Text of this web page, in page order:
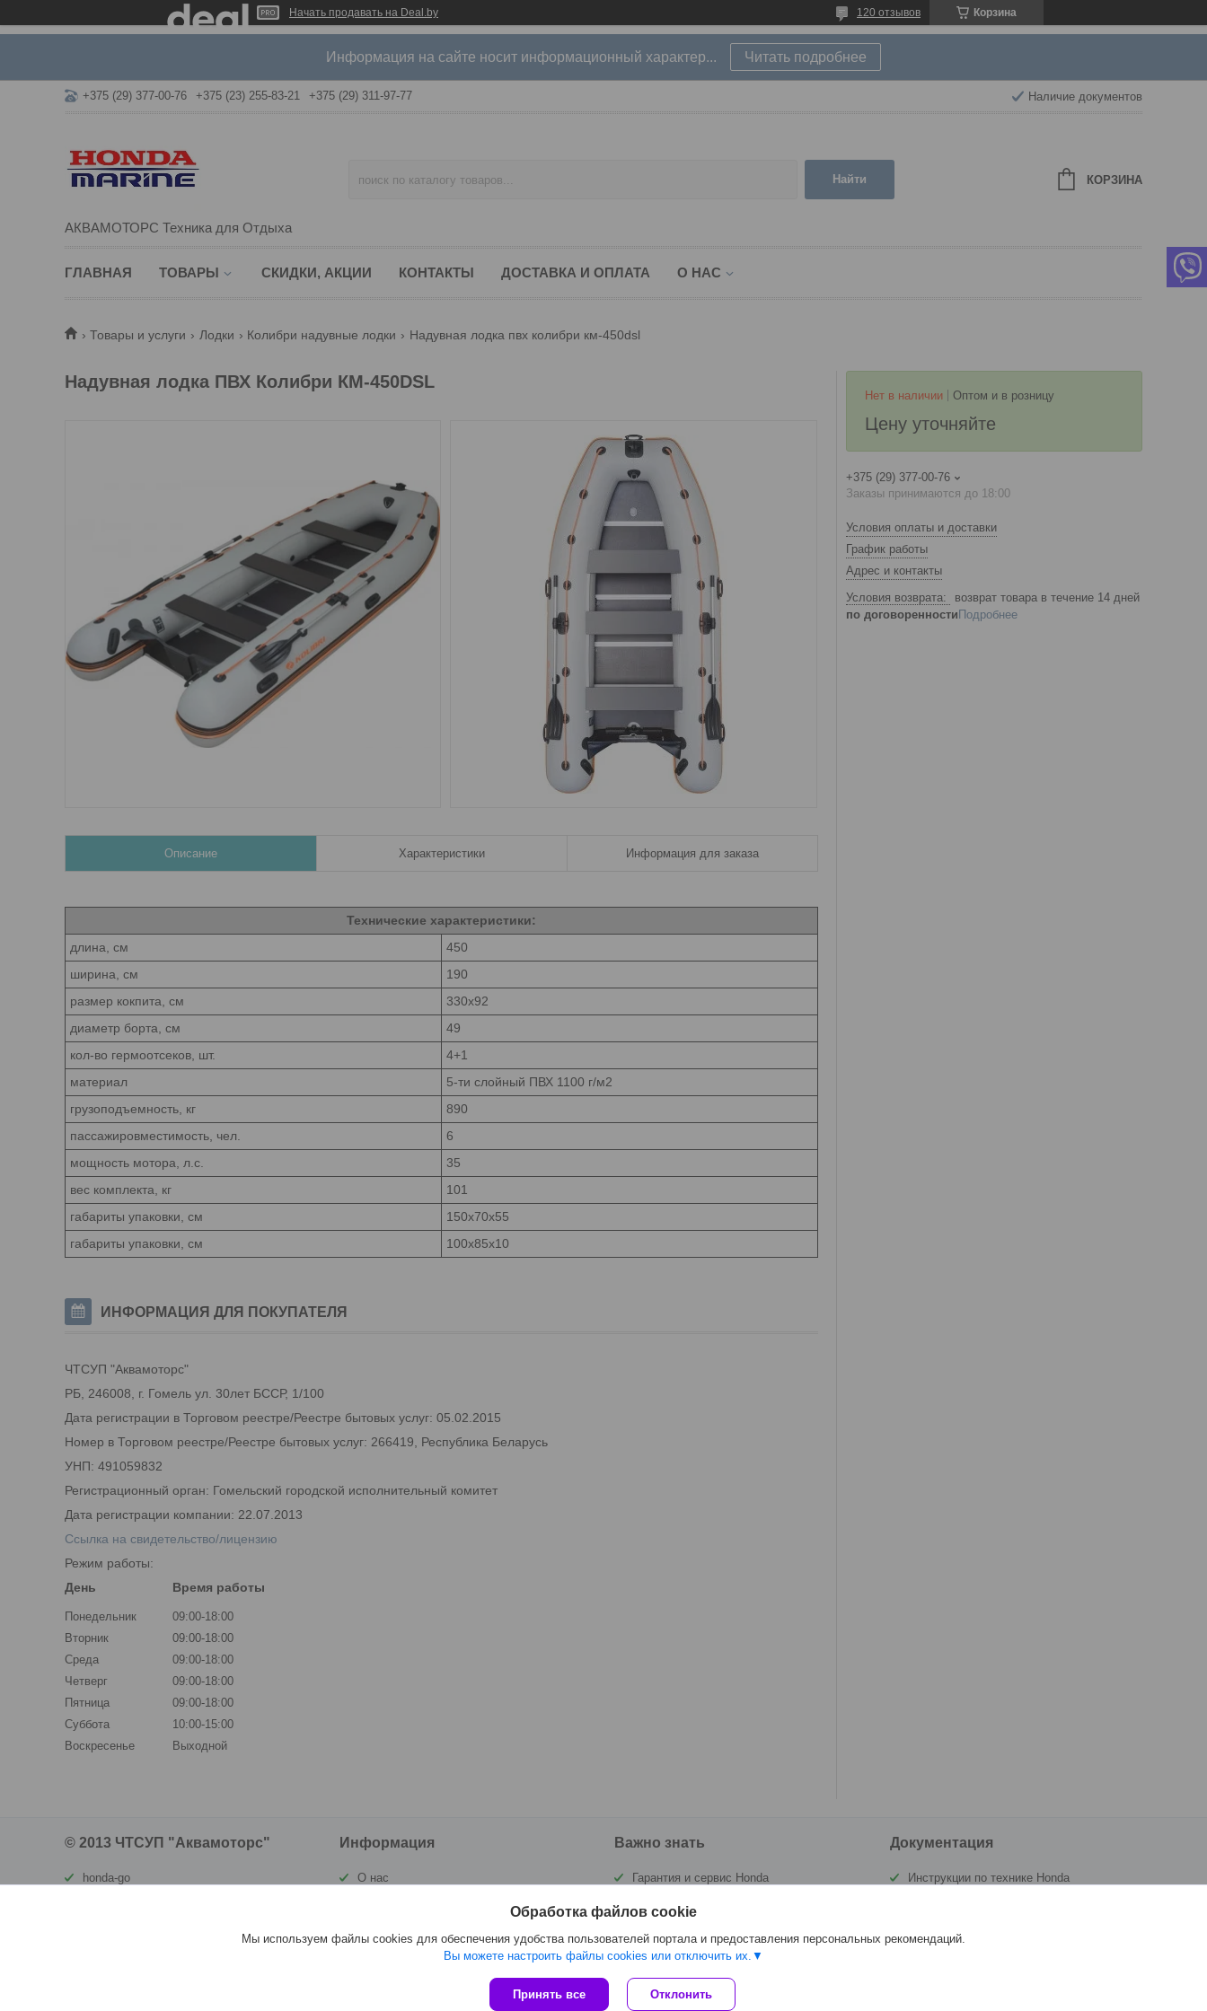
Начать продавать на Deal.by Корзина
120 отзывов
Информация на сайте носит информационный характер... Читать подробнее
+375 (29) 377-00-76 +375 (23) 255-83-21 +375 (29) 311-97-77 Наличие документов
АКВАМОТОРС Техника для Отдыха
Найти КОРЗИНА
ГЛАВНАЯ ТОВАРЫ СКИДКИ, АКЦИИ КОНТАКТЫ ДОСТАВКА И ОПЛАТА О НАС
Товары и услуги Лодки Колибри надувные лодки Надувная лодка пвх колибри км-450dsl
Надувная лодка ПВХ Колибри КМ-450DSL
Описание Характеристики Информация для заказа
Технические характеристики:
длина, см
450
ширина, см
190
размер кокпита, см
330x92
диаметр борта, см
49
кол-во гермоотсеков, шт.
4+1
материал
5-ти слойный ПВХ 1100 г/м2
грузоподъемность, кг
890
пассажировместимость, чел.
6
мощность мотора, л.с.
35
вес комплекта, кг
101
габариты упаковки, см
150х70х55
габариты упаковки, см
100x85x10
ИНФОРМАЦИЯ ДЛЯ ПОКУПАТЕЛЯ
ЧТСУП "Аквамоторс"
РБ, 246008, г. Гомель ул. 30лет БССР, 1/100
Дата регистрации в Торговом реестре/Реестре бытовых услуг: 05.02.2015
Номер в Торговом реестре/Реестре бытовых услуг: 266419, Республика Беларусь
УНП: 491059832
Регистрационный орган: Гомельский городской исполнительный комитет
Дата регистрации компании: 22.07.2013
Ссылка на свидетельство/лицензию
Режим работы:
День
Время работы
Понедельник
09:00-18:00
Вторник
09:00-18:00
Среда
09:00-18:00
Четверг
09:00-18:00
Пятница
09:00-18:00
Суббота
10:00-15:00
Воскресенье
Выходной
Нет в наличии Оптом и в розницу
Цену уточняйте
+375 (29) 377-00-76
Заказы принимаются до 18:00
Условия оплаты и доставки
График работы
Адрес и контакты
возврат товара в течение 14 дней
по договоренности Подробнее
© 2013 ЧТСУП "Аквамоторс"
honda-go
Информация
О нас
Важно знать
Гарантия и сервис Honda
маломерным судам РБ (ГИМС)
Документация
Инструкции по технике Honda
Сайт создан на платформе Deal.by
Обработка файлов cookie
Мы используем файлы cookies для обеспечения удобства пользователей портала и предоставления персональных рекомендаций.
Вы можете настроить файлы cookies или отключить их.
Принять все Отклонить